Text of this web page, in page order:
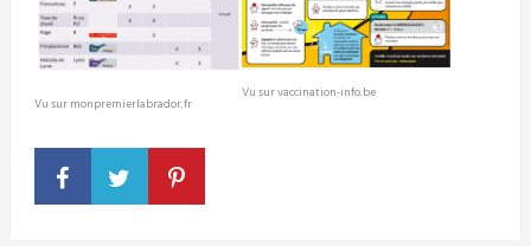
Vu sur monpremierlabrador.fr
Vu sur vaccination-info.be